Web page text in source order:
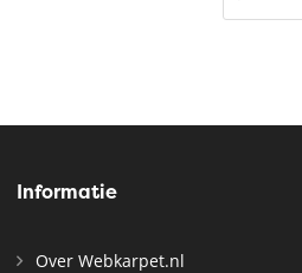
Informatie
Over Webkarpet.nl